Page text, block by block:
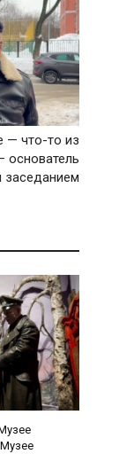
— что-то из
основатель